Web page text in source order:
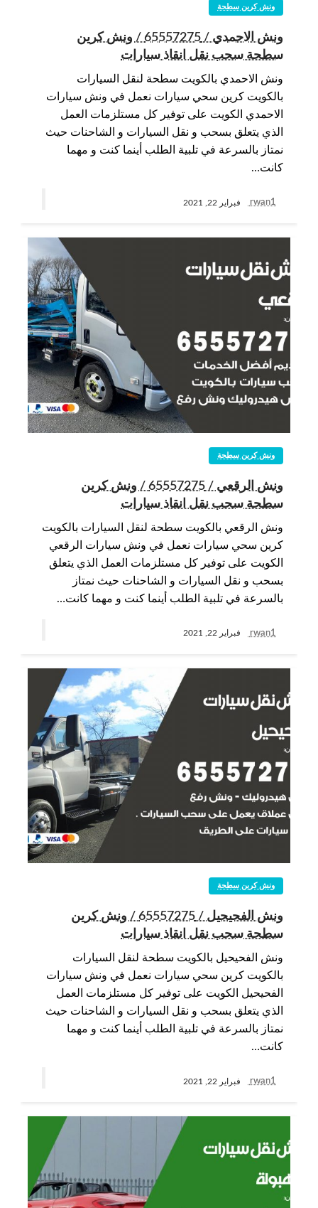
ونش كرين سطحة
ونش الاحمدي / 65557275 / ونش كرين
سطحة سحب نقل انقاذ سيارات
ونش الاحمدي بالكويت سطحة لنقل السيارات
بالكويت كرين سحي سيارات نعمل في ونش سيارات
الاحمدي الكويت على توفير كل مستلزمات العمل
الذي يتعلق بسحب و نقل السيارات و الشاحنات حيث
نمتاز بالسرعة في تلبية الطلب أينما كنت و مهما
كانت…
rwan1 فبراير 22, 2021
ونش كرين سطحة
ونش الرقعي / 65557275 / ونش كرين
سطحة سحب نقل انقاذ سيارات
ونش الرقعي بالكويت سطحة لنقل السيارات بالكويت
كرين سحي سيارات نعمل في ونش سيارات الرقعي
الكويت على توفير كل مستلزمات العمل الذي يتعلق
بسحب و نقل السيارات و الشاحنات حيث نمتاز
بالسرعة في تلبية الطلب أينما كنت و مهما كانت…
rwan1 فبراير 22, 2021
ونش كرين سطحة
ونش الفحيحيل / 65557275 / ونش كرين
سطحة سحب نقل انقاذ سيارات
ونش الفحيحيل بالكويت سطحة لنقل السيارات
بالكويت كرين سحي سيارات نعمل في ونش سيارات
الفحيحيل الكويت على توفير كل مستلزمات العمل
الذي يتعلق بسحب و نقل السيارات و الشاحنات حيث
نمتاز بالسرعة في تلبية الطلب أينما كنت و مهما
كانت…
rwan1 فبراير 22, 2021